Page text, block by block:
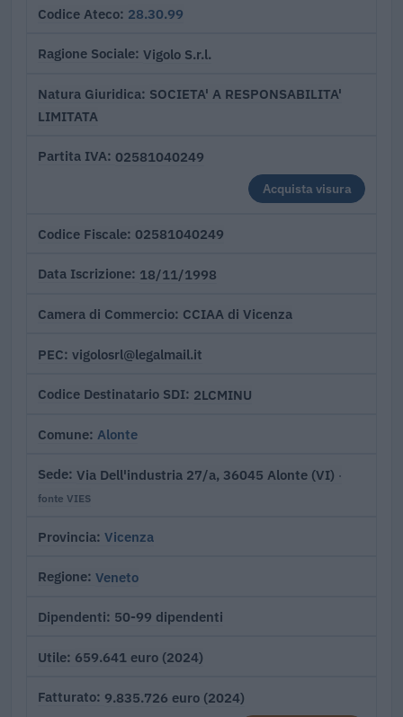
Codice Ateco 28.30.99
Ragione Sociale Vigolo S.r.l.
Natura Giuridica SOCIETA' A RESPONSABILITA'
LIMITATA
Partita IVA 02581040249
Acquista visura
Codice Fiscale 02581040249
Data Iscrizione 18/11/1998
Camera di Commercio CCIAA di Vicenza
PEC vigolosrl@legalmail.it
Codice Destinatario SDI 2LCMINU
Comune Alonte
Sede Via Dell'industria 27/a, 36045 Alonte (VI) ·
fonte VIES
Provincia Vicenza
Regione Veneto
Dipendenti 50-99 dipendenti
Utile 659.641 euro (2024)
Fatturato 9.835.726 euro (2024)